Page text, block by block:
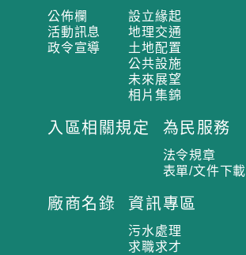
公佈欄
活動訊息
政令宣導
設立緣起
地理交通
土地配置
公共設施
未來展望
相片集錦
入區相關規定 為民服務
法令規章
表單/文件下載
廠商名錄 資訊專區
污水處理
求職求才